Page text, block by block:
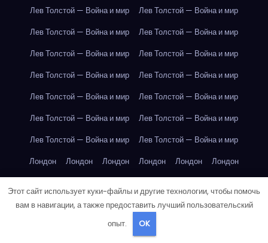
Лев Толстой — Война и мир
Лев Толстой — Война и мир
Лев Толстой — Война и мир
Лев Толстой — Война и мир
Лев Толстой — Война и мир
Лев Толстой — Война и мир
Лев Толстой — Война и мир
Лев Толстой — Война и мир
Лев Толстой — Война и мир
Лев Толстой — Война и мир
Лев Толстой — Война и мир
Лев Толстой — Война и мир
Лев Толстой — Война и мир
Лев Толстой — Война и мир
Лондон
Лондон Лондон Лондон Лондон
Лондон
Лондон
Лондон Лондон Лондон Лондон
Лондон
Лондон Лондон
Этот сайт использует куки-файлы и другие технологии, чтобы помочь
вам в навигации, а также предоставить лучший пользовательский
опыт.
OK